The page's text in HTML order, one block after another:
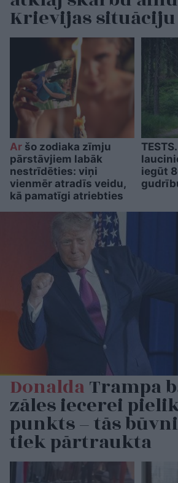
Krievijas
Ar šo zodiaka zīmju
pārstāvjiem labāk
nestrīdēties: viņi
vienmēr atradīs veidu,
kā pamatīgi atriebties
iegūt
DonaldaTrampa
zāles iecerei
punkts – tās
tiek pārtraukta